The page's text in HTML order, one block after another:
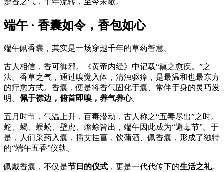
楚香之气，千年流转，至今未歇。
端午 · 香囊如令，香包如心
端午佩香囊，其实是一场穿越千年的草药智慧。
古人相信，香可御邪。《黄帝内经》中记载“熏之愈疾。”之
法。香草之气，通过嗅觉入体，清浊驱瘴，是最温和也最东方
的疗愈方式。香囊，便是将香气固化于囊、常伴于身的灵巧发
明。 佩于襟边，俯首即嗅，养气养心。
五月时节，气温上升，百毒潜动，古人称之“五毒尽出”之时。
蛇、蝎、蜈蚣、壁虎、蟾蜍皆出，端午因此成为“避毒节”。于
是，人们采药入囊，插艾挂菖，饮蒲酒、佩香囊，形成了独特
的“端午五香”仪轨。
佩戴香囊，不仅是节日的仪式 ，更是一代代传下的生活之礼。